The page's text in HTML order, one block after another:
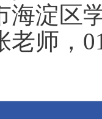
海淀区
师，